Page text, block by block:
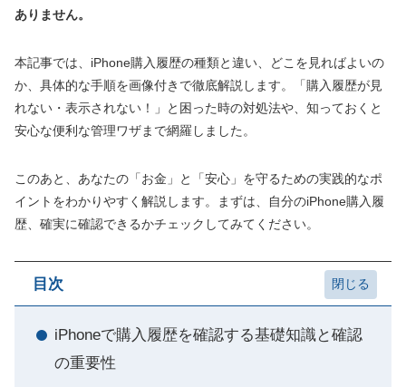
ありません。
本記事では、iPhone購入履歴の種類と違い、どこを見ればよいの
か、具体的な手順を画像付きで徹底解説します。「購入履歴が見
れない・表示されない！」と困った時の対処法や、知っておくと
安心な便利な管理ワザまで網羅しました。
このあと、あなたの「お金」と「安心」を守るための実践的なポ
イントをわかりやすく解説します。まずは、自分のiPhone購入履
歴、確実に確認できるかチェックしてみてください。
目次
iPhoneで購入履歴を確認する基礎知識と確認
の重要性